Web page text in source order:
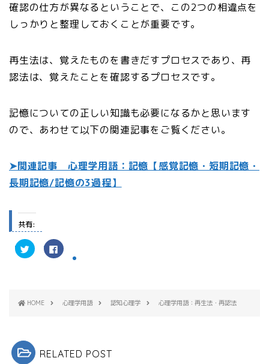
確認の仕方が異なるということで、この2つの相違点を
しっかりと整理しておくことが重要です。
再生法は、覚えたものを書きだすプロセスであり、再
認法は、覚えたことを確認するプロセスです。
記憶についての正しい知識も必要になるかと思います
ので、あわせて以下の関連記事をご覧ください。
➤関連記事 心理学用語：記憶【感覚記憶・短期記憶・
長期記憶/記憶の3過程】
共有:
ク
リ
i
共
有
F
a
で
ク
HOME 心理学用語 認知心理学 心理学用語：再生法・再認法
RELATED POST